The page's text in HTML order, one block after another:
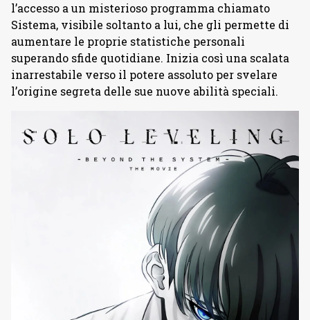
l’accesso a un misterioso programma chiamato
Sistema, visibile soltanto a lui, che gli permette di
aumentare le proprie statistiche personali
superando sfide quotidiane. Inizia così una scalata
inarrestabile verso il potere assoluto per svelare
l’origine segreta delle sue nuove abilità speciali.